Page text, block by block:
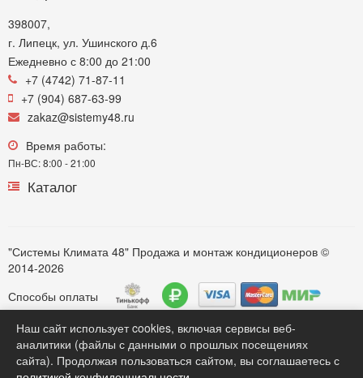
398007,
г. Липецк, ул. Ушинского д.6
Ежедневно с 8:00 до 21:00
+7 (4742) 71-87-11
+7 (904) 687-63-99
zakaz@sistemy48.ru
Время работы:
Пн-ВС: 8:00 - 21:00
Каталог
"Системы Климата 48" Продажа и монтаж кондиционеров ©
2014-2026
Способы оплаты
Обратите внимание. Вся информация представленная на сайте https://sistemy48.ru, касающаяся технических
характеристик моделей, комплектации, монтажных услуг, наличия, стоимости оборудования, носит только
информационный характер для потенциальных клиентов и ни при каких любых условиях не является публичной
Наш сайт использует cookies, включая сервисы веб-
аналитики (файлы с данными о прошлых посещениях
сайта). Продолжая пользоваться сайтом, вы соглашаетесь с